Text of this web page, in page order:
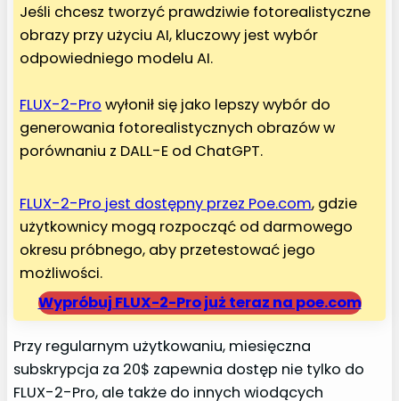
Jeśli chcesz tworzyć prawdziwie fotorealistyczne
obrazy przy użyciu AI, kluczowy jest wybór
odpowiedniego modelu AI.
FLUX-2-Pro wyłonił się jako lepszy wybór do
generowania fotorealistycznych obrazów w
porównaniu z DALL-E od ChatGPT.
FLUX-2-Pro jest dostępny przez Poe.com, gdzie
użytkownicy mogą rozpocząć od darmowego
okresu próbnego, aby przetestować jego
możliwości.
Wypróbuj FLUX-2-Pro już teraz na poe.com
Przy regularnym użytkowaniu, miesięczna
subskrypcja za 20$ zapewnia dostęp nie tylko do
FLUX-2-Pro, ale także do innych wiodących